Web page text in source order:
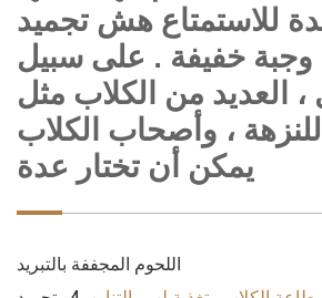
للاستمتاع هش تجميد
وجبة خفيفة . على سبيل
، العديد من الكلاب مثل
، وأصحاب الكلاب
يمكن أن تختار عدة
اللحوم المجففة بالتبريد